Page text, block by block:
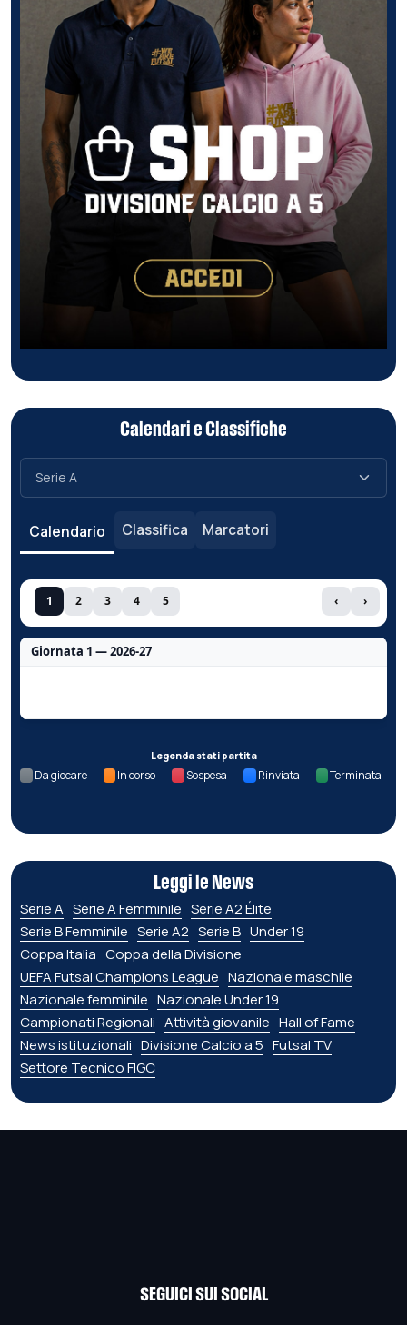
Calendari e Classifiche
Calendario Classifica Marcatori
1 2 3 4 5 ‹ ›
Giornata 1 — 2026-27
Legenda stati partita
Da giocare In corso Sospesa Rinviata Terminata
Leggi le News
Serie A Serie A Femminile Serie A2 Élite
Serie B Femminile Serie A2 Serie B Under 19
Coppa Italia Coppa della Divisione
UEFA Futsal Champions League Nazionale maschile
Nazionale femminile Nazionale Under 19
Campionati Regionali Attività giovanile Hall of Fame
News istituzionali Divisione Calcio a 5 Futsal TV
Settore Tecnico FIGC
SEGUICI SUI SOCIAL